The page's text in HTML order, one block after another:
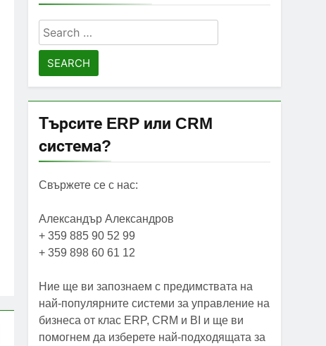
Search
for:
Търсите ERP или CRM
система?
Свържете се с нас:
Александър Александров
+ 359 885 90 52 99
+ 359 898 60 61 12
Ние ще ви запознаем с предимствата на
най-популярните системи за управление на
бизнеса от клас ERP, CRM и BI и ще ви
помогнем да изберете най-подходящата за